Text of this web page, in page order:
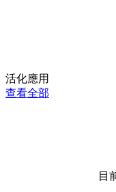
活化應用
查看全部
目